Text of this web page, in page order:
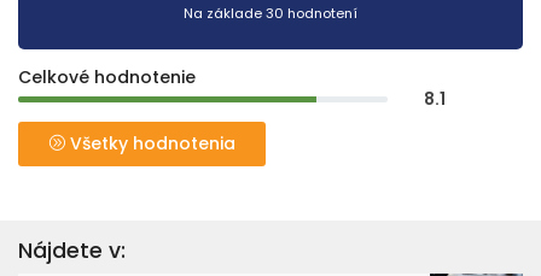
Na základe 30 hodnotení
Celkové hodnotenie
8.1
Všetky hodnotenia
Nájdete v: